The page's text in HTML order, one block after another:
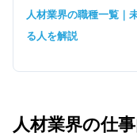
人材業界の職種一覧｜
る人を解説
人材業界の仕